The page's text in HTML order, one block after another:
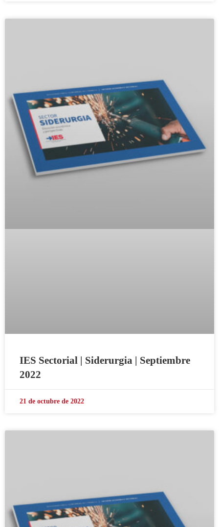
IES Sectorial | Siderurgia | Septiembre
2022
21 de octubre de 2022